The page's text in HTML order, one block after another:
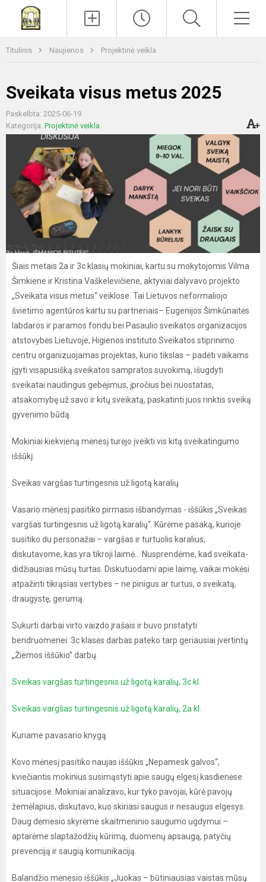
Titulinis Naujienos Projektinė veikla
Sveikata visus metus 2025
Paskelbta: 2025-06-19
Kategorija: Projektinė veikla
Šiais metais 2a ir 3c klasių mokiniai, kartu su mokytojomis Vilma
Šimkiene ir Kristina Vaškelevičiene, aktyviai dalyvavo projekto
„Sveikata visus metus“ veiklose. Tai Lietuvos neformaliojo
švietimo agentūros kartu su partneriais– Eugenijos Šimkūnaitės
labdaros ir paramos fondu bei Pasaulio sveikatos organizacijos
atstovybės Lietuvoje, Higienos instituto Sveikatos stiprinimo
centru organizuojamas projektas, kurio tikslas – padėti vaikams
įgyti visapusišką sveikatos sampratos suvokimą, išugdyti
sveikatai naudingus gebėjimus, įpročius bei nuostatas,
atsakomybę už savo ir kitų sveikatą, paskatinti juos rinktis sveiką
gyvenimo būdą.
Mokiniai kiekvieną mėnesį turėjo įveikti vis kitą sveikatingumo
iššūkį.
Sveikas vargšas turtingesnis už ligotą karalių
Vasario mėnesį pasitiko pirmasis išbandymas - iššūkis „Sveikas
vargšas turtingesnis už ligotą karalių“. Kūrėme pasaką, kurioje
susitiko du personažai – vargšas ir turtuolis karalius,
diskutavome, kas yra tikroji laimė... Nusprendėme, kad sveikata-
didžiausias mūsų turtas. Diskutuodami apie laimę, vaikai mokėsi
atpažinti tikrąsias vertybes – ne pinigus ar turtus, o sveikatą,
draugystę, gerumą.
Sukurti darbai virto vaizdo įrašais ir buvo pristatyti
bendruomenei. 3c klasės darbas pateko tarp geriausiai įvertintų
„Žiemos iššūkio” darbų.
Sveikas vargšas turtingesnis už ligotą karalių, 3c kl.
Sveikas vargšas turtingesnis už ligotą karalių, 2a kl.
Kuriame pavasario knygą
Kovo mėnesį pasitiko naujas iššūkis „Nepamesk galvos“,
kviečiantis mokinius susimąstyti apie saugų elgesį kasdienėse
situacijose. Mokiniai analizavo, kur tyko pavojai, kūrė pavojų
žemėlapius, diskutavo, kuo skiriasi saugus ir nesaugus elgesys.
Daug dėmesio skyrėme skaitmeninio saugumo ugdymui –
aptarėme slaptažodžių kūrimą, duomenų apsaugą, patyčių
prevenciją ir saugią komunikaciją.
Balandžio mėnesio iššūkis „Juokas – būtiniausias vaistas mūsų